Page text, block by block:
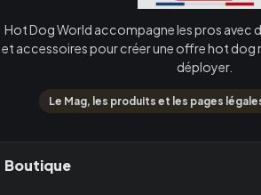
Hot Dog World accompagne les pros avec
et accessoires pour créer une offre hot dog
déployer.
Le Mag, les produits et les pages
Boutique